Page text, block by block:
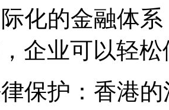
的金融体系
企业可以轻
护：香港的